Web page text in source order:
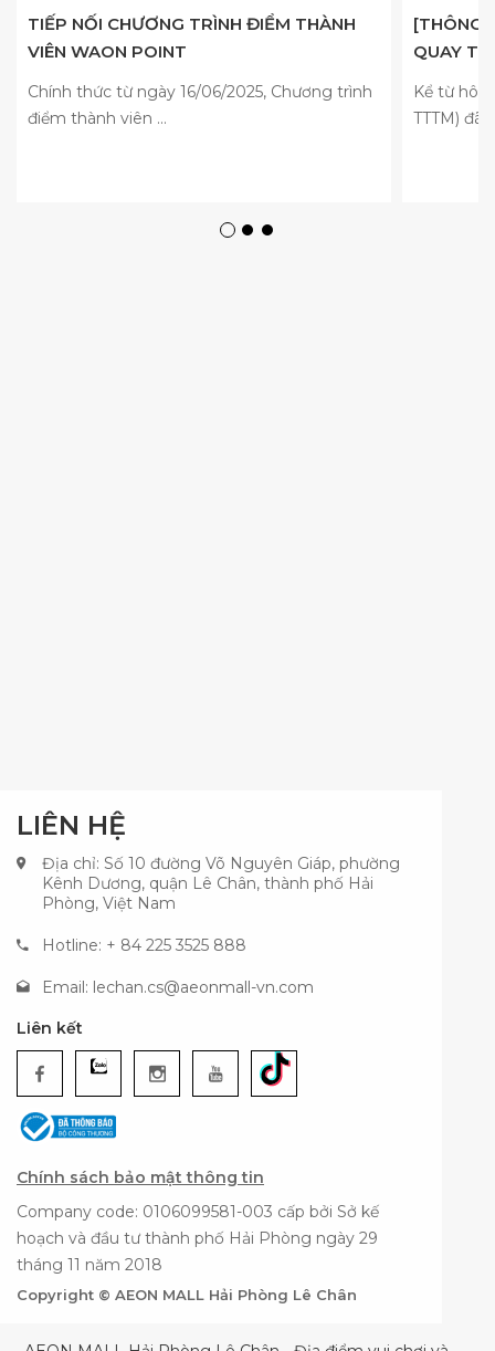
TIẾP NỐI CHƯƠNG TRÌNH ĐIỂM THÀNH
VIÊN WAON POINT
Chính thức từ ngày 16/06/2025, Chương trình
điểm thành viên ...
[THÔNG
QUAY
Kể từ
TTTM) đã
LIÊN HỆ
Địa chỉ: Số 10 đường Võ Nguyên Giáp, phường
Kênh Dương, quận Lê Chân, thành phố Hải
Phòng, Việt Nam
Hotline: + 84 225 3525 888
Email: lechan.cs@aeonmall-vn.com
Liên kết
Chính sách bảo mật thông tin
Company code: 0106099581-003 cấp bởi Sở kế
hoạch và đầu tư thành phố Hải Phòng ngày 29
tháng 11 năm 2018
Copyright © AEON MALL Hải Phòng Lê Chân